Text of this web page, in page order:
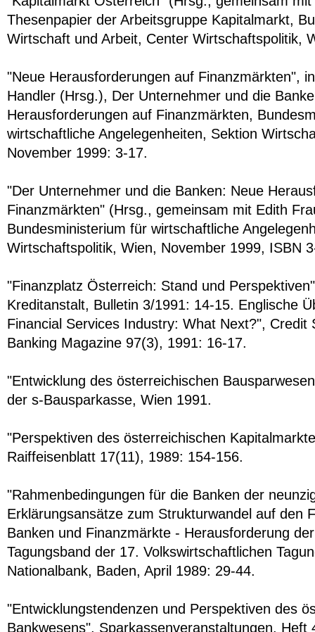
Thesenpapier der Arbeitsgruppe Kapitalmarkt,
Wirtschaft und Arbeit, Center Wirtschaftspolitik,
"Neue Herausforderungen auf Finanzmärkten",
Handler (Hrsg.), Der Unternehmer und die
Herausforderungen auf Finanzmärkten,
wirtschaftliche Angelegenheiten, Sektion
November 1999: 3-17.
"Der Unternehmer und die Banken: Neue
Finanzmärkten" (Hrsg., gemeinsam mit Edith
Bundesministerium für wirtschaftliche
Wirtschaftspolitik, Wien, November 1999, ISBN
"Finanzplatz Österreich: Stand und
Kreditanstalt, Bulletin 3/1991: 14-15. Englische
Financial Services Industry: What Next?", Credit
Banking Magazine 97(3), 1991: 16-17.
"Entwicklung des österreichischen
der s-Bausparkasse, Wien 1991.
"Perspektiven des österreichischen
Raiffeisenblatt 17(11), 1989: 154-156.
"Rahmenbedingungen für die Banken der
Erklärungsansätze zum Strukturwandel auf den
Banken und Finanzmärkte - Herausforderung
Tagungsband der 17. Volkswirtschaftlichen
Nationalbank, Baden, April 1989: 29-44.
"Entwicklungstendenzen und Perspektiven des
Bankwesens", Sparkassenveranstaltungen, Heft